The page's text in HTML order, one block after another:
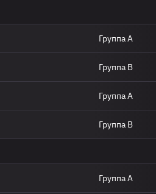
Группа A
Группа B
Группа A
Группа B
Группа A